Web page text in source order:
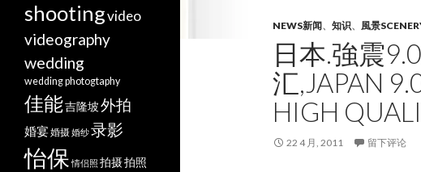
NEWS新闻、 知识、 風景
日本.強震
汇,JAPAN
HIGH
22 4 月, 2011 留下评论
shootingvideo
videography
wedding
wedding photogtaphy
佳能吉隆坡外拍
婚宴婚摄婚纱录影
怡保 情侣照 拍摄拍照